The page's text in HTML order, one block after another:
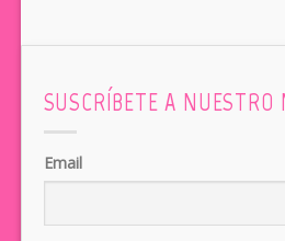
SUSCRÍBETE A NUESTRO
Email